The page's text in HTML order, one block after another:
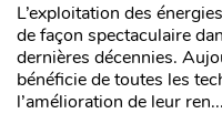
L’exploitation des
de façon spectaculaire
dernières décennies.
bénéficie de toutes les
l’amélioration de leur ren...